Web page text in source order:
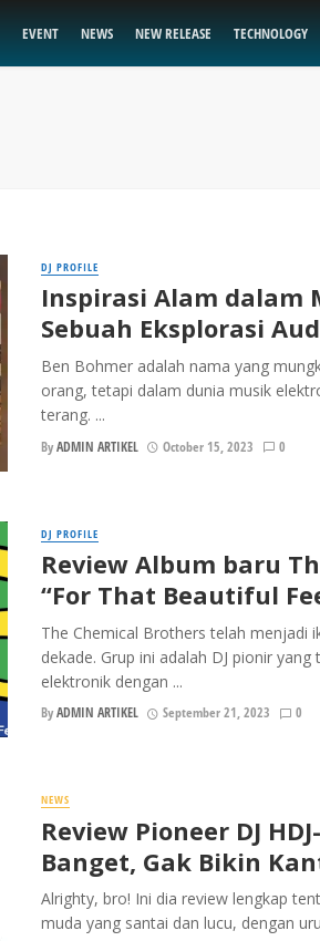
EVENT NEWS NEW RELEASE TECHNOLOGY
DJ PROFILE
Inspirasi Alam dalam
Sebuah Eksplorasi
Ben Bohmer adalah nama yang
orang, tetapi dalam dunia musik
terang. ...
ByADMIN ARTIKEL October 15, 2023 0
DJ PROFILE
Review Album baru
“For That Beautiful
The Chemical Brothers telah menjadi
dekade. Grup ini adalah DJ pionir
elektronik dengan ...
ByADMIN ARTIKEL September 21, 2023 0
NEWS
Review Pioneer DJ
Banget, Gak Bikin
Alrighty, bro! Ini dia review lengkap
muda yang santai dan lucu, dengan